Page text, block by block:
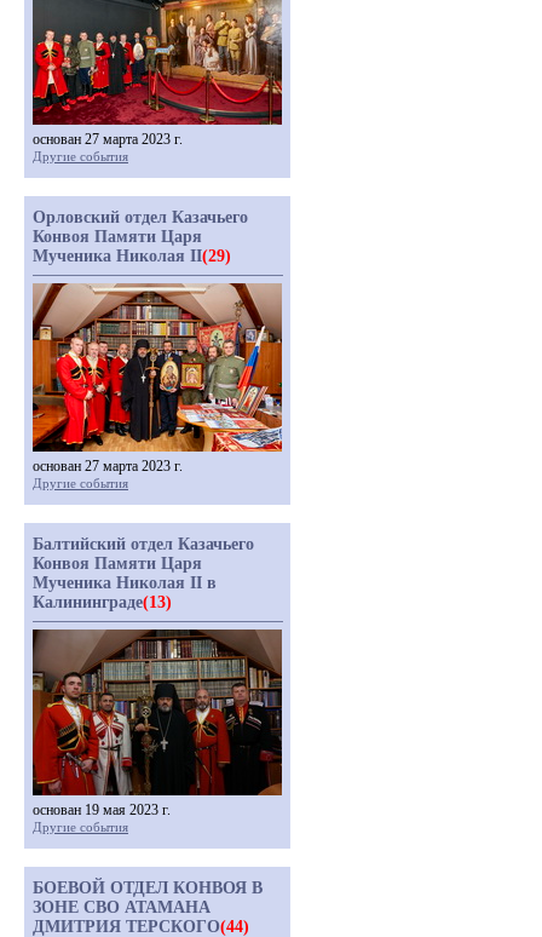
основан 27 марта 2023 г.
Другие события
Орловский отдел Казачьего
Конвоя Памяти Царя
Мученика Николая II(29)
основан 27 марта 2023 г.
Другие события
Балтийский отдел Казачьего
Конвоя Памяти Царя
Мученика Николая II в
Калининграде(13)
основан 19 мая 2023 г.
Другие события
БОЕВОЙ ОТДЕЛ КОНВОЯ В
ЗОНЕ СВО АТАМАНА
ДМИТРИЯ ТЕРСКОГО(44)